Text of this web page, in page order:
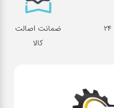
پشتیبانی 24
ضمانت اصالت
کالا